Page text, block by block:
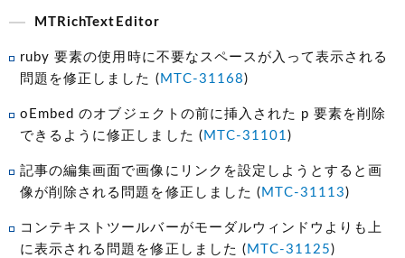
MTRichTextEditor
ruby 要素の使用時に不要なスペースが入って表示される
問題を修正しました ( MTC-31168 )
oEmbed のオブジェクトの前に挿入された p 要素を削除
できるように修正しました ( MTC-31101 )
記事の編集画面で画像にリンクを設定しようとすると画
像が削除される問題を修正しました ( MTC-31113 )
コンテキストツールバーがモーダルウィンドウよりも上
に表示される問題を修正しました ( MTC-31125 )